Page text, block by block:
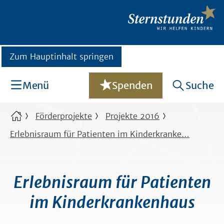
Zum Hauptinhalt springen
Menü Spenden Suche
Förderprojekte
Projekte 2016
Erlebnisraum für Patienten im Kinderkranke…
Erlebnisraum für Patienten
im Kinderkrankenhaus